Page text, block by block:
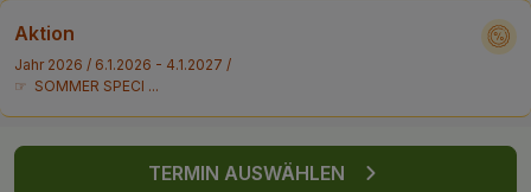
Aktion
Jahr 2026 / 6.1.2026 - 4.1.2027 /
☞ SOMMER SPECI ...
TERMIN AUSWÄHLEN